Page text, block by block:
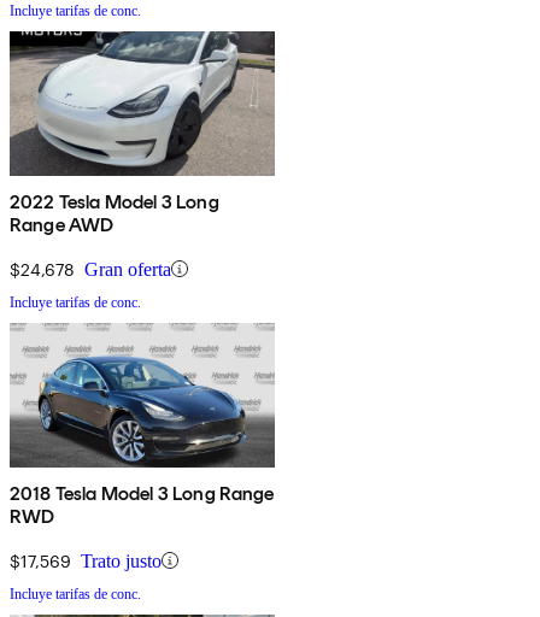
Incluye tarifas de conc.
2022 Tesla Model 3 Long
Range AWD
$24,678 Gran oferta
Incluye tarifas de conc.
2018 Tesla Model 3 Long Range
RWD
$17,569 Trato justo
Incluye tarifas de conc.